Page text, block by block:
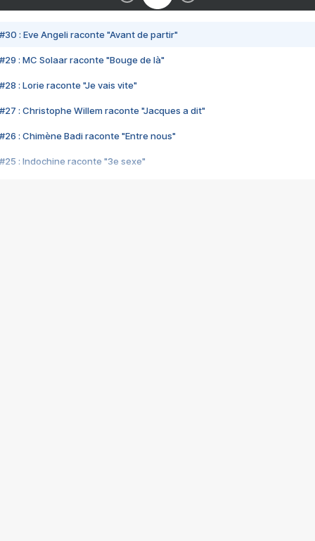
#30 : Eve Angeli raconte "Avant de partir"
#29 : MC Solaar raconte "Bouge de là"
#28 : Lorie raconte "Je vais vite"
#27 : Christophe Willem raconte "Jacques a dit"
#26 : Chimène Badi raconte "Entre nous"
#25 : Indochine raconte "3e sexe"